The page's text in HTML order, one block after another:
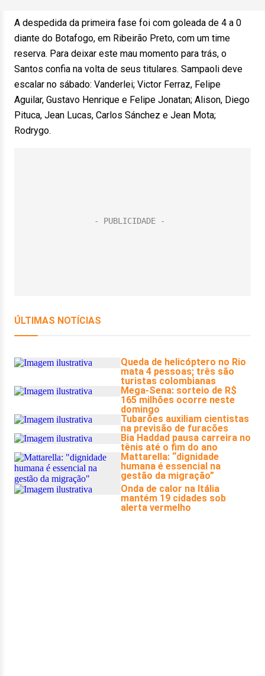
A despedida da primeira fase foi com goleada de 4 a 0
diante do Botafogo, em Ribeirão Preto, com um time
reserva. Para deixar este mau momento para trás, o
Santos confia na volta de seus titulares. Sampaoli deve
escalar no sábado: Vanderlei; Victor Ferraz, Felipe
Aguilar, Gustavo Henrique e Felipe Jonatan; Alison, Diego
Pituca, Jean Lucas, Carlos Sánchez e Jean Mota;
Rodrygo.